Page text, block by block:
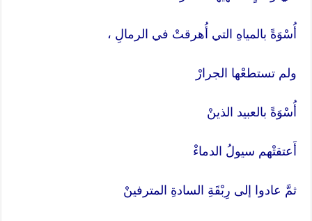
أُسْوَةً بالمياهِ التي أُهرقتْ في الرمالِ ،
ولم تستطعْها الجرارْ
أُسْوَةً بالعبيد الذينْ
أَعتقتْهم سيولُ الدماءْ
ثمَّ عادوا إلى رِبْقَةِ السادةِ المترفينْ